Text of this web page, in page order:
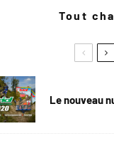
Tout
Le nouveau